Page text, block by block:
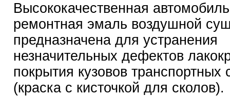
Высококачественная
ремонтная эмаль воздушной
предназначена для устранения
незначительных дефектов
покрытия кузовов транспортных
(краска с кисточкой для сколов).